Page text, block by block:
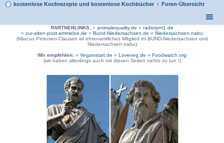
kostenlose Kochrezepte und kostenlose Kochbücher Foren-Übersicht
PARTNERLINKS:» animalequality.de » radiorpm1.de
» zur-alten-post-ammeloe.de » Bund-Niedersachsen.de » Niedersachsen.nabu
(Marcus Petersen-Clausen ist ehrenamtliches Mitglied im BUND-Niedersachsen und
Niedersachsen.nabu)
Wir empfehlen: » Veganstart.de » Loveveg.de » Foodwatch.org
(wir haben allerdings auch mit diesen Seiten nichts zu tun !)